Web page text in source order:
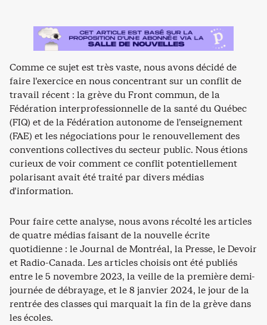
Comme ce sujet est très vaste, nous avons décidé de
faire l’exercice en nous concentrant sur un conflit de
travail récent : la grève du Front commun, de la
Fédération interprofessionnelle de la santé du Québec
(FIQ) et de la Fédération autonome de l’enseignement
(FAE) et les négociations pour le renouvellement des
conventions collectives du secteur public. Nous étions
curieux de voir comment ce conflit potentiellement
polarisant avait été traité par divers médias
d’information.
Pour faire cette analyse, nous avons récolté les articles
de quatre médias faisant de la nouvelle écrite
quotidienne : le Journal de Montréal, la Presse, le Devoir
et Radio-Canada. Les articles choisis ont été publiés
entre le 5 novembre 2023, la veille de la première demi-
journée de débrayage, et le 8 janvier 2024, le jour de la
rentrée des classes qui marquait la fin de la grève dans
les écoles.